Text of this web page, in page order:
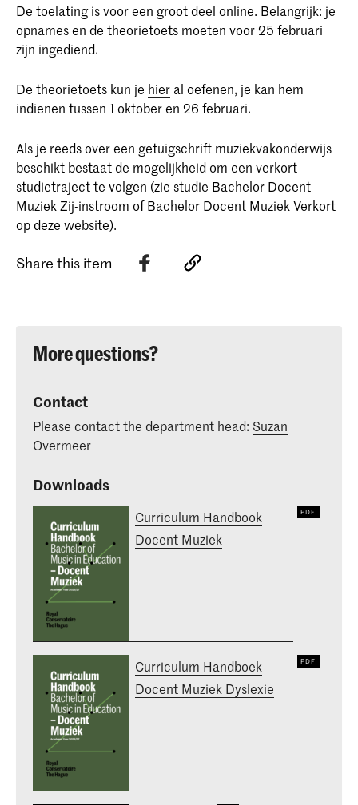
De toelating is voor een groot deel online. Belangrijk: je
opnames en de theorietoets moeten voor 25 februari
zijn ingediend.
De theorietoets kun je hier al oefenen, je kan hem
indienen tussen 1 oktober en 26 februari.
Als je reeds over een getuigschrift muziekvakonderwijs
beschikt bestaat de mogelijkheid om een verkort
studietraject te volgen (zie studie Bachelor Docent
Muziek Zij-instroom of Bachelor Docent Muziek Verkort
op deze website).
Share this item
More questions?
Contact
Please contact the department head: Suzan
Overmeer
Downloads
Curriculum Handbook
Docent Muziek
Curriculum Handboek
Docent Muziek Dyslexie